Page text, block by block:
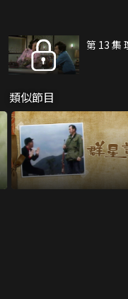
第 13 集
類似節目